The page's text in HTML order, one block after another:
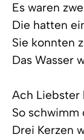
Es waren
Die hatten
Sie konnten
Das Wasser
Ach
So
Drei Kerzen